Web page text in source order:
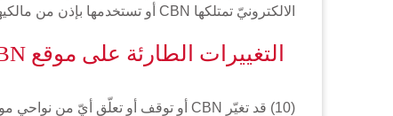
الالكترونيّ تمتلكها CBN أو تستخدمها بإذن من مالكيها المحددين.
التغييرات الطارئة على موقع CBN.